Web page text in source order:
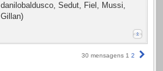
danilobaldusco, Sedut, Fiel, Mussi,
Gillan)
30 mensagens 1 2